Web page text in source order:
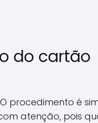
do cartão
procedimento é
atenção, pois